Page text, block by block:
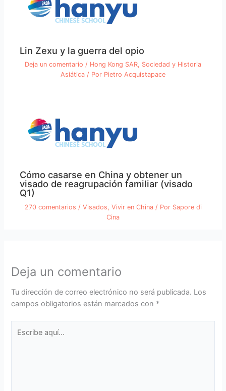
Lin Zexu y la guerra del opio
Deja un comentario / Hong Kong SAR, Sociedad y Historia
Asiática / Por Pietro Acquistapace
Cómo casarse en China y obtener un
visado de reagrupación familiar (visado
Q1)
270 comentarios / Visados, Vivir en China/ Por Sapore di
Cina
Deja un comentario
Tu dirección de correo electrónico no será publicada. Los
campos obligatorios están marcados con *
aquí...